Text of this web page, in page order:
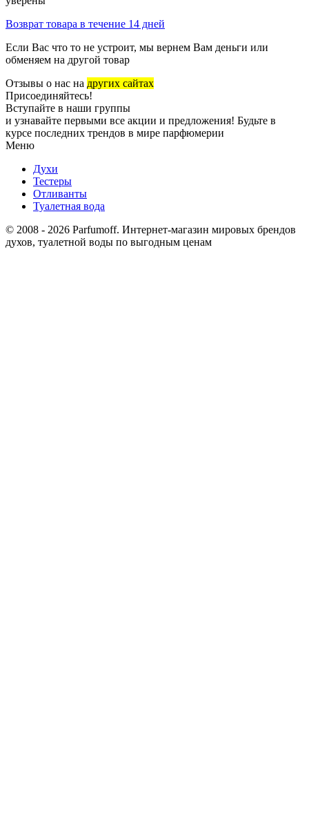
Возврат товара в течение 14 дней
Если Вас что то не устроит, мы вернем Вам деньги или
обменяем на другой товар
Отзывы о нас на других сайтах
Присоединяйтесь!
Вступайте в наши группы
и узнавайте первыми все акции и предложения! Будьте в
курсе последних трендов в мире парфюмерии
Меню
Духи
Тестеры
Отливанты
Туалетная вода
© 2008 - 2026 Parfumoff. Интернет-магазин мировых брендов
духов, туалетной воды по выгодным ценам